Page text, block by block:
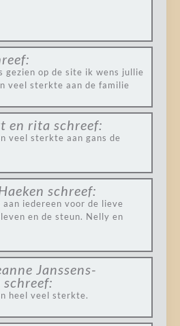
gezien op de site ik wens jullie
veel sterkte aan de familie
en rita schreef:
veel sterkte aan gans de
schreef:
iedereen voor de lieve
en de steun. Nelly en
Janssens-
schreef:
heel veel sterkte.